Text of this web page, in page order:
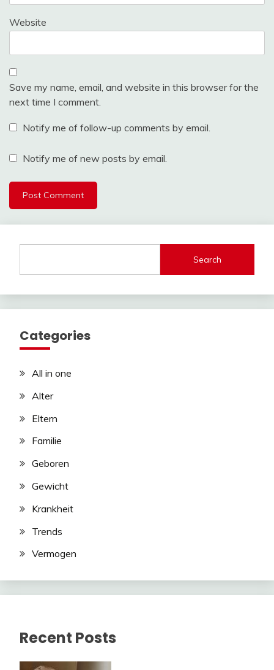
Website
Save my name, email, and website in this browser for the
next time I comment.
Notify me of follow-up comments by email.
Notify me of new posts by email.
Search
Categories
All in one
Alter
Eltern
Familie
Geboren
Gewicht
Krankheit
Trends
Vermogen
Recent Posts